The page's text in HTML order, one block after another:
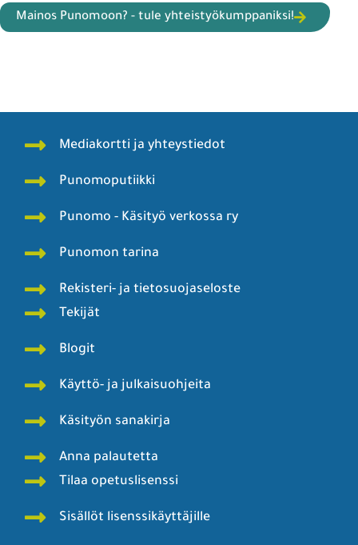
Mainos Punomoon? - tule yhteistyökumppaniksi!
Mediakortti ja yhteystiedot
Punomoputiikki
Punomo - Käsityö verkossa ry
Punomon tarina
Rekisteri- ja tietosuojaseloste
Tekijät
Blogit
Käyttö- ja julkaisuohjeita
Käsityön sanakirja
Anna palautetta
Tilaa opetuslisenssi
Sisällöt lisenssikäyttäjille